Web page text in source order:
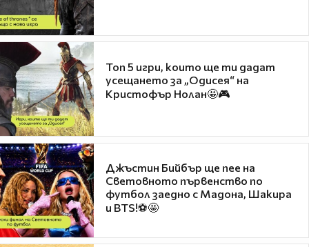
Топ 5 игри, които ще ти дадат
усещането за „Одисея“ на
Кристофър Нолан🤩🎮
Джъстин Бийбър ще пее на
Световното първенство по
футбол заедно с Мадона, Шакира
и BTS!⚽🤩